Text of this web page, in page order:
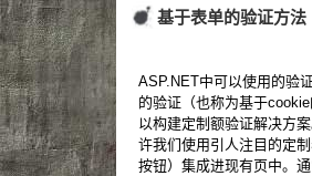
基于表单的验证方法
ASP.NET中可以使用的验
的验证（也称为基于
以构建定制额验证解决方
许我们使用引人注目的定
按钮）集成进现有页中。